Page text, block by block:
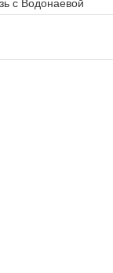
с Водонаевой